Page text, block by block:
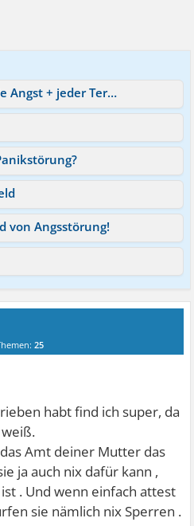
Arbeitsunfähig durch die Angst + jeder Termin ein Problem
von Angsstörung!
25
habt find ich super, da
Amt deiner Mutter das
ja auch nix dafür kann ,
. Und wenn einfach attest
sie nämlich nix Sperren .